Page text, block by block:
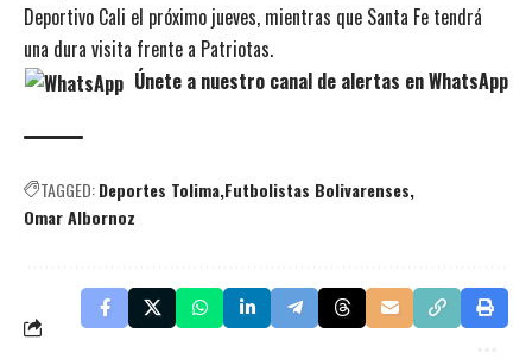
Deportivo Cali el próximo jueves, mientras que Santa Fe tendrá
una dura visita frente a Patriotas.
Únete a nuestro canal de alertas en WhatsApp
TAGGED:Deportes Tolima Futbolistas Bolivarenses
Omar Albornoz